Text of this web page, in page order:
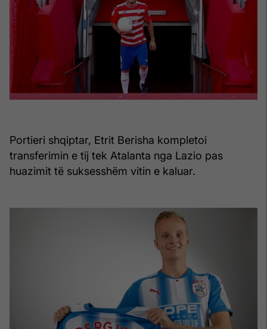
Portieri shqiptar, Etrit Berisha kompletoi
transferimin e tij tek Atalanta nga Lazio pas
huazimit të suksesshëm vitin e kaluar.